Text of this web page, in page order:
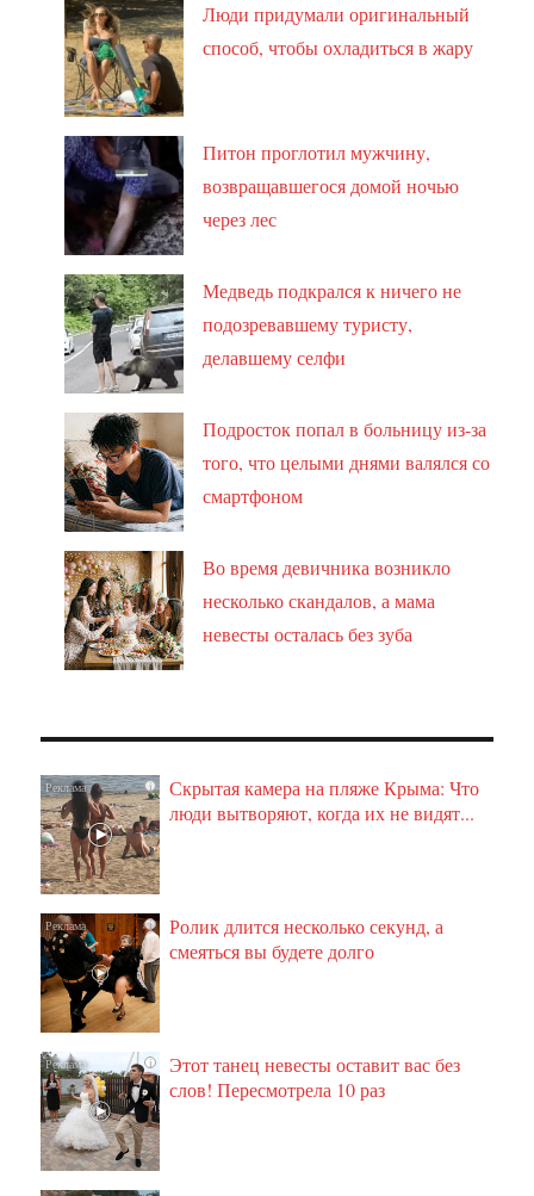
Люди придумали оригинальный
способ, чтобы охладиться в жару
Питон проглотил мужчину,
возвращавшегося домой ночью
через лес
Медведь подкрался к ничего не
подозревавшему туристу,
делавшему селфи
Подросток попал в больницу из-за
того, что целыми днями валялся со
смартфоном
Во время девичника возникло
несколько скандалов, а мама
невесты осталась без зуба
i
Скрытая камера на пляже Крыма: Что
люди вытворяют, когда их не видят...
i
Ролик длится несколько секунд, а
смеяться вы будете долго
i
Этот танец невесты оставит вас без
слов! Пересмотрела 10 раз